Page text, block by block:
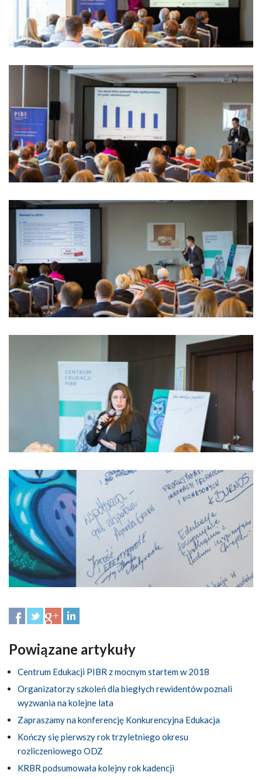
Powiązane artykuły
Centrum Edukacji PIBR z mocnym startem w 2018
Organizatorzy szkoleń dla biegłych rewidentów poznali
wyzwania na kolejne lata
Zapraszamy na konferencję Konkurencyjna Edukacja
Kończy się pierwszy rok trzyletniego okresu
rozliczeniowego ODZ
KRBR podsumowała kolejny rok kadencji